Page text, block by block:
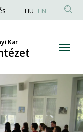
HU EN
Kar